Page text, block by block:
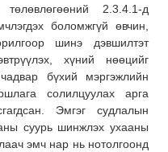
төлөвлөгөөний 2.3.4.1-д
боломжгүй өвчин,
шинэ дэвшилтэт
хүний нөөцийг
бүхий мэргэжлийн
солилцуулах арга
Эмгэг судлалын
суурь шинжлэх ухааны
эмч нар нь нотолгоонд